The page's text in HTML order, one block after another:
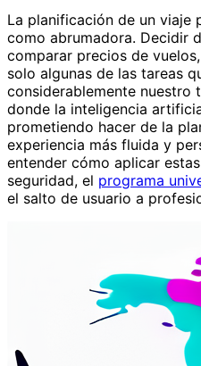
La planificación de un viaje
como abrumadora. Decidir
comparar precios de
solo algunas de las tareas
considerablemente nuestro
donde la inteligencia
prometiendo hacer de la
experiencia más fluida y
entender cómo aplicar
seguridad, el programa
el salto de usuario a